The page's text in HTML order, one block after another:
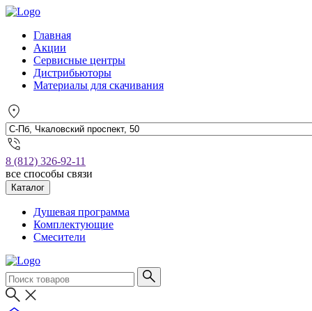
Главная
Акции
Сервисные центры
Дистрибьюторы
Материалы для скачивания
8 (812) 326-92-11
все способы связи
Каталог
Душевая программа
Комплектующие
Смесители